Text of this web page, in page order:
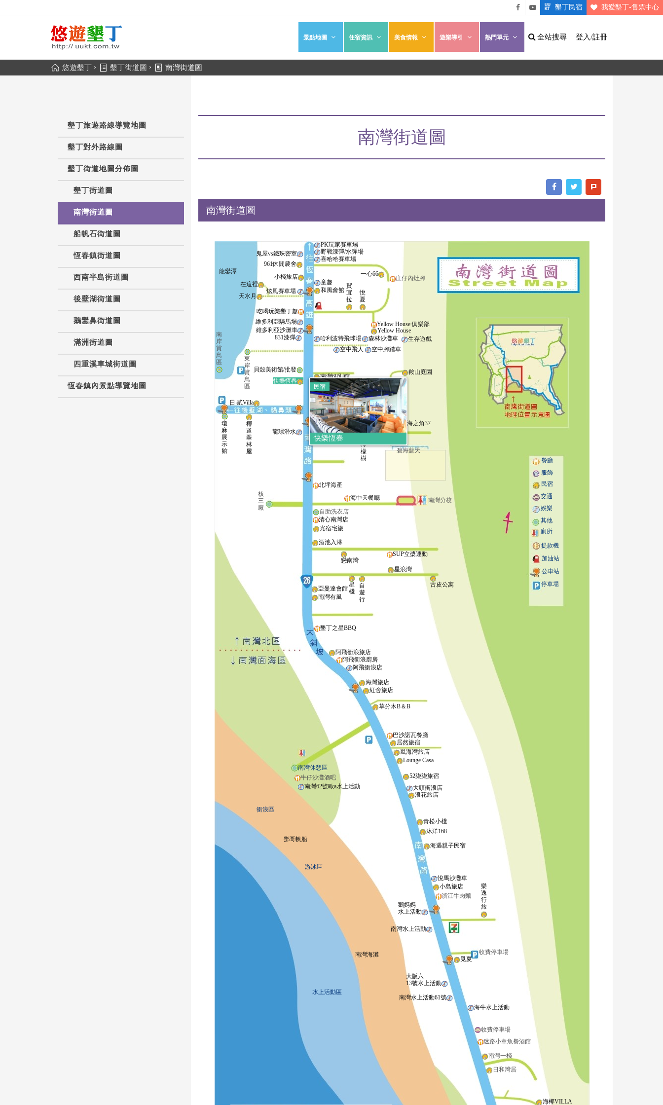
悠遊
墾丁
粉絲
墾丁
墾丁民宿 我愛墾丁-售票中心
登入/註冊
全站搜尋
景點地圖 住宿資訊 美食情報 遊樂導引 熱門單元
悠遊墾丁 › 墾丁街道圖 › 南灣街道圖
墾丁旅遊路線導覽地圖
墾丁對外路線圖
墾丁街道地圖分佈圖
墾丁街道圖
南灣街道圖
船帆石街道圖
恆春鎮街道圖
西南半島街道圖
後壁湖街道圖
鵝鑾鼻街道圖
滿洲街道圖
四重溪車城街道圖
恆春鎮內景點導覽地圖
南灣街道圖
南灣街道圖
民宿
快樂恆春
龍鑾潭
鄧哥帆船
衝浪區
南灣休憩區
南灣海灘
游泳區
水上活動區
大阪六
13號水上活動
南灣水上活動
餐廳
服飾
民宿
交通
娛樂
其他
廁所
提款機
加油站
停車場
PK玩家賽車場
喜哈哈賽車場
鬼屋vs鐵珠密室
炫風賽車場 和風會館
一心66
哈利波特飛球場 森林沙灘車
天鵝湖飯店
維多利亞沙灘車
東
岸
賞
鳥
區
南
岸
賞
鳥
區
貝殼美術館/批發
碧海藍天
南灣
觀海
北坪海產
清心南灣店
戀南灣
南灣分校
亞曼達會館
墾丁之星BBQ
椰
道
翠
林
屋
瓊
麻
展
示
館
龍璟潛水
核
三
廠
巴沙諾瓦餐廳
浪花旅店
大頭衝浪店
青松小棧
悅馬沙灘車
浙江牛肉麵
收費停車場
覓夏
迷路小章魚餐酒館
鵝媽媽
水上活動
生存遊戲
海牛水上活動
樂
逸
行
旅
831漆彈
維多利亞騎馬場
童趣
古皮公寓
海灣旅店
悅
夏
小棧旅店
野戰漆彈/水彈場
小島旅店
公車站
天水月
空中飛人 空中腳踏車
星浪灣
961休閒農舍
賀
宜
拉
星
棧
海遇親子民宿
Yellow House 俱樂部
Yellow House
在這裡
庄仔內灶腳
苣同民宿
自
遊
行
草分木B＆B
鞍山庭園
快樂恆春
阿飛衝浪廚房
嵐海灣旅店
檸
檬
樹
阿飛衝浪旅店
阿飛衝浪店
海中天餐廳
日‧貳Villa
星空輕旅
Lounge Casa
紅舍旅店
酒池入淋
海之角37
居然旅宿
舒
潛
水
日和灣居
光宿宅旅
南灣有風
牛仔沙灘酒吧
自助洗衣店
南灣一棧
海椰VILLA
南灣水上活動61號
收費停車場
南灣68別館
沐洋168
吃喝玩樂墾丁趣
SUP立槳運動
52柒柒旅宿
南灣62號歐a水上活動